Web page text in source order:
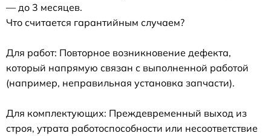
— до 3 месяцев.
Что считается гарантийным случаем?
Для работ: Повторное возникновение дефекта,
который напрямую связан с выполненной работой
(например, неправильная установка запчасти).
Для комплектующих: Преждевременный выход из
строя, утрата работоспособности или несоответствие